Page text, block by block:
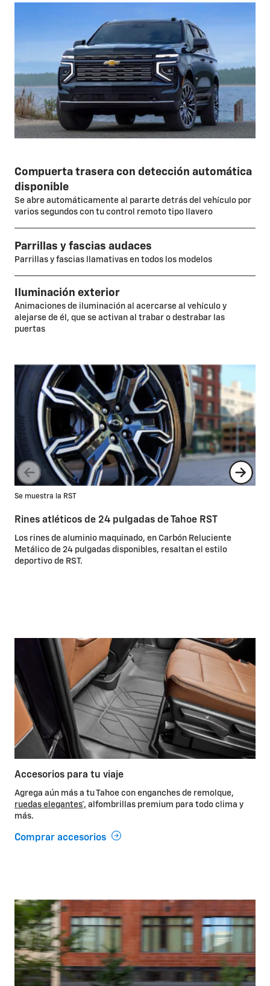
Compuerta trasera con detección automática
disponible
Se abre automáticamente al pararte detrás del vehículo por
varios segundos con tu control remoto tipo llavero
Parrillas y fascias audaces
Parrillas y fascias llamativas en todos los modelos
Iluminación exterior
Animaciones de iluminación al acercarse al vehículo y
alejarse de él, que se activan al trabar o destrabar las
puertas
Se muestra la RST
Rines atléticos de 24 pulgadas de Tahoe RST
Los rines de aluminio maquinado, en Carbón Reluciente
Metálico de 24 pulgadas disponibles, resaltan el estilo
deportivo de RST.
Accesorios para tu viaje
Agrega aún más a tu Tahoe con enganches de remolque,
ruedas elegantes*, alfombrillas premium para todo clima y
más.
Comprar accesorios